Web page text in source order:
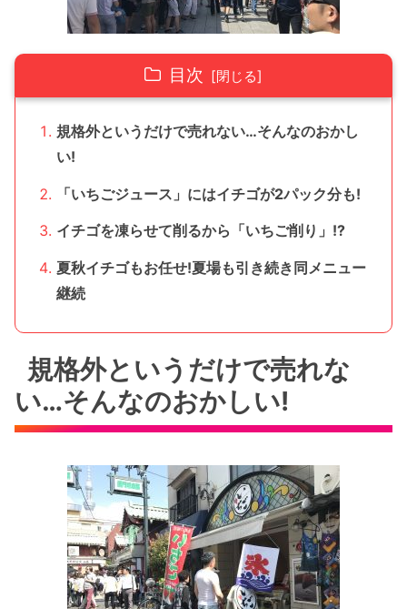
目次
規格外というだけで売れない…そんなのおかし
い!
「いちごジュース」にはイチゴが2パック分も!
イチゴを凍らせて削るから「いちご削り」!?
夏秋イチゴもお任せ!夏場も引き続き同メニュー
継続
規格外というだけで売れな
い…そんなのおかしい!